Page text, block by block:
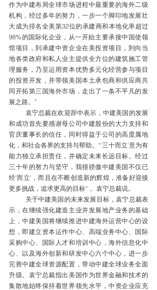
作为中建布局全球市场进程中最重要的海外二级
机构，经过多年的努力，一步一个脚印地发展壮
大成为排名全美第32位的承建商和本地化率超过
98%的国际化企业，从一开始主要承接中国使领
馆项目，到承建中资企业在美投资项目，到向当
地各类政府和私人业主提供全方位的建筑施工管
理服务，乃至运用资本优势多元化经营参与项目
的投资开发，并带领美国本土承包商和供应商共
同开拓第三国海外市场，走出了一条不平凡的发
展之路。”
袁宁总裁在欢迎辞中表示，中建美国的发展
和成功首先要感谢母公司中建股份的大力支持和
官庆董事长的信任，同时得益于公司的高度属地
化，和社会各界的支持与帮助。“‘三十而立’意为有
能力独立承担责任，并确定未来长远目标。经过
三十年的努力与坚守，我很骄傲中建美国不仅已
经‘而立‘，而且在不断创造新的辉煌，准备好迎接
更多挑战，追求更高的目标“， 袁宁总裁说。
关于中建美国的未来发展目标，袁宁总裁表
示，在继续强化建造主业并发展地产业务的基础
上，中建美国将继续推进中建海外运营中心的设
想，即建立资本运作中心、高端业务中心、国际
采购中心、国际人才和培训中心，海外信息化中
心、以及海外创新和研发中心六个中心，进一步
完善中建全球资源配置，带动中建全球业务全面
升级。袁宁总裁指出美国作为世界金融和技术的
集散地始终保持着世界领先水平，中资企业应充